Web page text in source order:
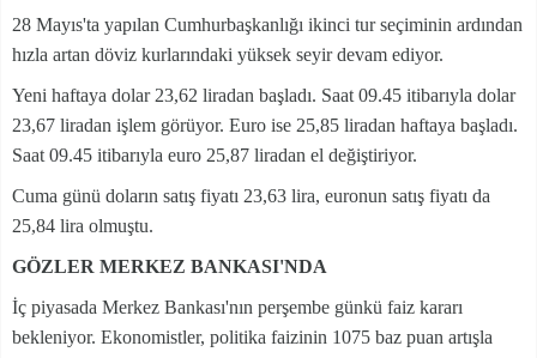
28 Mayıs'ta yapılan Cumhurbaşkanlığı ikinci tur seçiminin ardından
hızla artan döviz kurlarındaki yüksek seyir devam ediyor.
Yeni haftaya dolar 23,62 liradan başladı. Saat 09.45 itibarıyla dolar
23,67 liradan işlem görüyor. Euro ise 25,85 liradan haftaya başladı.
Saat 09.45 itibarıyla euro 25,87 liradan el değiştiriyor.
Cuma günü doların satış fiyatı 23,63 lira, euronun satış fiyatı da
25,84 lira olmuştu.
GÖZLER MERKEZ BANKASI'NDA
İç piyasada Merkez Bankası'nın perşembe günkü faiz kararı
bekleniyor. Ekonomistler, politika faizinin 1075 baz puan artışla